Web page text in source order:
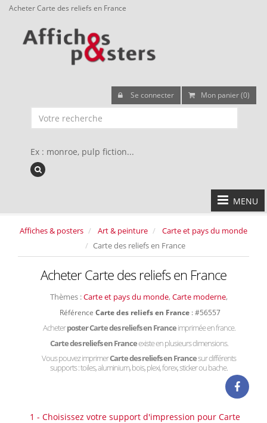
Acheter Carte des reliefs en France
Se connecter Mon panier (0)
Ex : monroe, pulp fiction...
MENU
Affiches & posters Art & peinture
Carte et pays du monde
Carte des reliefs en France
Acheter Carte des reliefs en France
Thèmes :Carte et pays du monde, Carte moderne,
Référence Carte des reliefs en France : #56557
Acheterposter Carte des reliefs en Franceimprimée en france.
Carte des reliefs en Franceexiste en plusieurs dimensions.
Vous pouvez imprimerCarte des reliefs en Francesur différents
supports : toiles, aluminium, bois, plexi, forex, sticker ou bache.
1 - Choisissez votre support d'impression pour Carte